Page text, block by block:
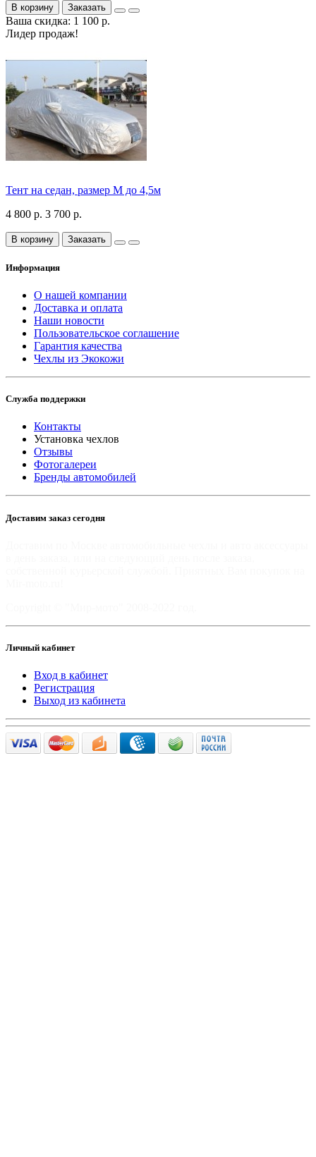
В корзину Заказать
Ваша скидка: 1 100 р.
Лидер продаж!
Тент на седан, размер М до 4,5м
4 800 р. 3 700 р.
В корзину Заказать
Информация
О нашей компании
Доставка и оплата
Наши новости
Пользовательское соглашение
Гарантия качества
Чехлы из Экокожи
Служба поддержки
Контакты
Установка чехлов
Отзывы
Фотогалереи
Бренды автомобилей
Доставим заказ сегодня
Личный кабинет
Вход в кабинет
Регистрация
Выход из кабинета